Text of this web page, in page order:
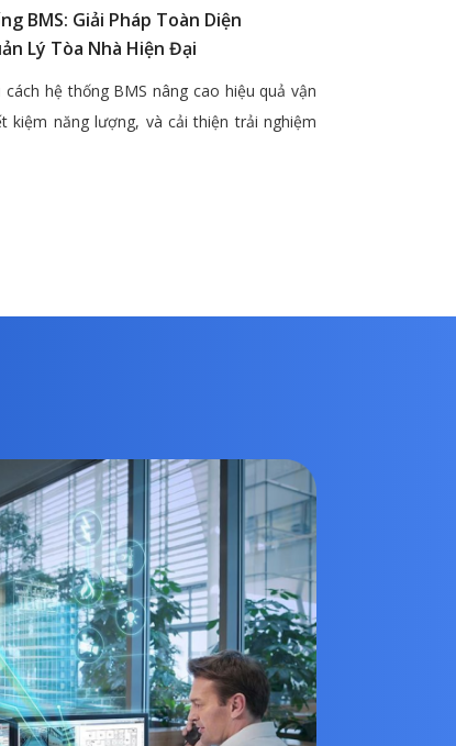
BMS: Giải Pháp Toàn Diện
Lý Tòa Nhà Hiện Đại
cách hệ thống BMS nâng cao hiệu quả vận
kiệm năng lượng, và cải thiện trải nghiệm